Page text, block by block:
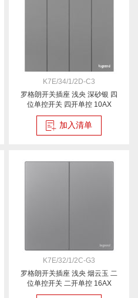
K7E/34/1/2D-C3
罗格朗开关插座 浅央 深砂银 四
位单控开关 四开单控 10AX
加入清单
K7E/32/1/2C-G3
罗格朗开关插座 浅央 烟云玉 二
位单控开关 二开单控 16AX